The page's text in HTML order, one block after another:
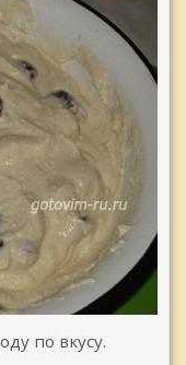
по вкусу.